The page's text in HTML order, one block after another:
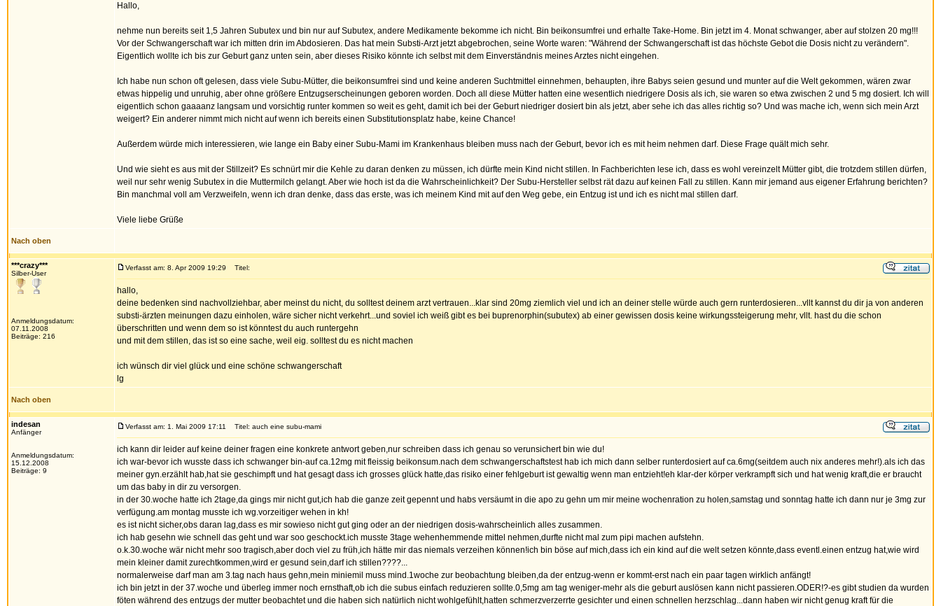
Hallo,
nehme nun bereits seit 1,5 Jahren Subutex und bin nur auf Subutex, andere Medikamente bekomme ich nicht. Bin beikonsumfrei und erhalte Take-Home. Bin jetzt im 4. Monat schwanger, aber auf stolzen 20 mg!!!
Vor der Schwangerschaft war ich mitten drin im Abdosieren. Das hat mein Substi-Arzt jetzt abgebrochen, seine Worte waren: "Während der Schwangerschaft ist das höchste Gebot die Dosis nicht zu verändern".
Eigentlich wollte ich bis zur Geburt ganz unten sein, aber dieses Risiko könnte ich selbst mit dem Einverständnis meines Arztes nicht eingehen.
Ich habe nun schon oft gelesen, dass viele Subu-Mütter, die beikonsumfrei sind und keine anderen Suchtmittel einnehmen, behaupten, ihre Babys seien gesund und munter auf die Welt gekommen, wären zwar
etwas hippelig und unruhig, aber ohne größere Entzugserscheinungen geboren worden. Doch all diese Mütter hatten eine wesentlich niedrigere Dosis als ich, sie waren so etwa zwischen 2 und 5 mg dosiert. Ich will
eigentlich schon gaaaanz langsam und vorsichtig runter kommen so weit es geht, damit ich bei der Geburt niedriger dosiert bin als jetzt, aber sehe ich das alles richtig so? Und was mache ich, wenn sich mein Arzt
weigert? Ein anderer nimmt mich nicht auf wenn ich bereits einen Substitutionsplatz habe, keine Chance!
Außerdem würde mich interessieren, wie lange ein Baby einer Subu-Mami im Krankenhaus bleiben muss nach der Geburt, bevor ich es mit heim nehmen darf. Diese Frage quält mich sehr.
Und wie sieht es aus mit der Stillzeit? Es schnürt mir die Kehle zu daran denken zu müssen, ich dürfte mein Kind nicht stillen. In Fachberichten lese ich, dass es wohl vereinzelt Mütter gibt, die trotzdem stillen dürfen,
weil nur sehr wenig Subutex in die Muttermilch gelangt. Aber wie hoch ist da die Wahrscheinlichkeit? Der Subu-Hersteller selbst rät dazu auf keinen Fall zu stillen. Kann mir jemand aus eigener Erfahrung berichten?
Bin manchmal voll am Verzweifeln, wenn ich dran denke, dass das erste, was ich meinem Kind mit auf den Weg gebe, ein Entzug ist und ich es nicht mal stillen darf.
Viele liebe Grüße
Nach oben
***crazy***
Silber-User
Anmeldungsdatum:
07.11.2008
Beiträge: 216
Verfasst am: 8. Apr 2009 19:29 Titel:
hallo,
deine bedenken sind nachvollziehbar, aber meinst du nicht, du solltest deinem arzt vertrauen...klar sind 20mg ziemlich viel und ich an deiner stelle würde auch gern runterdosieren...vllt kannst du dir ja von anderen
substi-ärzten meinungen dazu einholen, wäre sicher nicht verkehrt...und soviel ich weiß gibt es bei buprenorphin(subutex) ab einer gewissen dosis keine wirkungssteigerung mehr, vllt. hast du die schon
überschritten und wenn dem so ist könntest du auch runtergehn
und mit dem stillen, das ist so eine sache, weil eig. solltest du es nicht machen
ich wünsch dir viel glück und eine schöne schwangerschaft
lg
Nach oben
indesan
Anfänger
Anmeldungsdatum:
15.12.2008
Beiträge: 9
Verfasst am: 1. Mai 2009 17:11 Titel: auch eine subu-mami
ich kann dir leider auf keine deiner fragen eine konkrete antwort geben,nur schreiben dass ich genau so verunsichert bin wie du!
ich war-bevor ich wusste dass ich schwanger bin-auf ca.12mg mit fleissig beikonsum.nach dem schwangerschaftstest hab ich mich dann selber runterdosiert auf ca.6mg(seitdem auch nix anderes mehr!).als ich das
meiner gyn.erzählt hab,hat sie geschimpft und hat gesagt dass ich grosses glück hatte,das risiko einer fehlgeburt ist gewaltig wenn man entzieht!eh klar-der körper verkrampft sich und hat wenig kraft,die er braucht
um das baby in dir zu versorgen.
in der 30.woche hatte ich 2tage,da gings mir nicht gut,ich hab die ganze zeit gepennt und habs versäumt in die apo zu gehn um mir meine wochenration zu holen,samstag und sonntag hatte ich dann nur je 3mg zur
verfügung.am montag musste ich wg.vorzeitiger wehen in kh!
es ist nicht sicher,obs daran lag,dass es mir sowieso nicht gut ging oder an der niedrigen dosis-wahrscheinlich alles zusammen.
ich hab gesehn wie schnell das geht und war soo geschockt.ich musste 3tage wehenhemmende mittel nehmen,durfte nicht mal zum pipi machen aufstehn.
o.k.30.woche wär nicht mehr soo tragisch,aber doch viel zu früh,ich hätte mir das niemals verzeihen können!ich bin böse auf mich,dass ich ein kind auf die welt setzen könnte,dass eventl.einen entzug hat,wie wird
mein kleiner damit zurechtkommen,wird er gesund sein,darf ich stillen????...
normalerweise darf man am 3.tag nach haus gehn,mein miniemil muss mind.1woche zur beobachtung bleiben,da der entzug-wenn er kommt-erst nach ein paar tagen wirklich anfängt!
ich bin jetzt in der 37.woche und überleg immer noch ernsthaft,ob ich die subus einfach reduzieren sollte.0,5mg am tag weniger-mehr als die geburt auslösen kann nicht passieren.ODER!?-es gibt studien da wurden
föten während des entzugs der mutter beobachtet und die haben sich natürlich nicht wohlgefühlt,hatten schmerzverzerrte gesichter und einen schnellen herzschlag...dann haben wir nicht genug kraft für die